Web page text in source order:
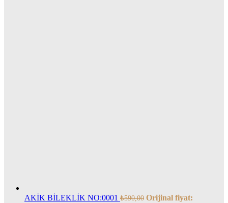
AKİK BİLEKLİK NO:0001 ₺590,00 Orijinal fiyat: